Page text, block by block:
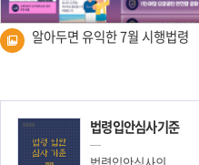
알아두면 유익한 7월 시행법령
법령입안심사기준